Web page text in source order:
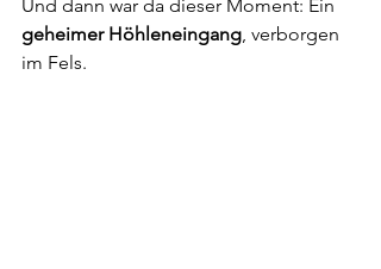
Und dann war da dieser Moment: Ein
geheimer Höhleneingang, verborgen
im Fels.